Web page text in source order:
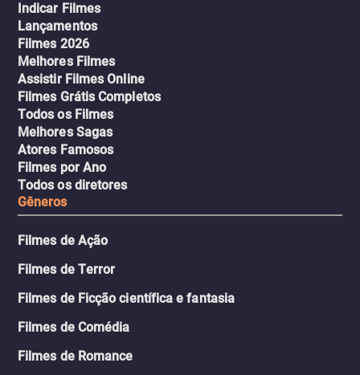
Indicar Filmes
Lançamentos
Filmes 2026
Melhores Filmes
Assistir Filmes Online
Filmes Grátis Completos
Todos os Filmes
Melhores Sagas
Atores Famosos
Filmes por Ano
Todos os diretores
Gêneros
Filmes de Ação
Filmes de Terror
Filmes de Ficção científica e fantasia
Filmes de Comédia
Filmes de Romance